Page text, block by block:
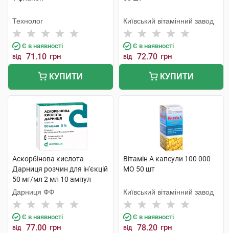
Технолог
Є в наявності
від 71.10 грн
КУПИТИ
Київський вітамінний завод
Є в наявності
від 72.70 грн
КУПИТИ
Аскорбінова кислота
Дарниця розчин для ін'єкцій
50 мг/мл 2 мл 10 ампул
Дарниця ФФ
Є в наявності
від 77.00 грн
Вітамін A капсули 100 000
МО 50 шт
Київський вітамінний завод
Є в наявності
від 78.20 грн